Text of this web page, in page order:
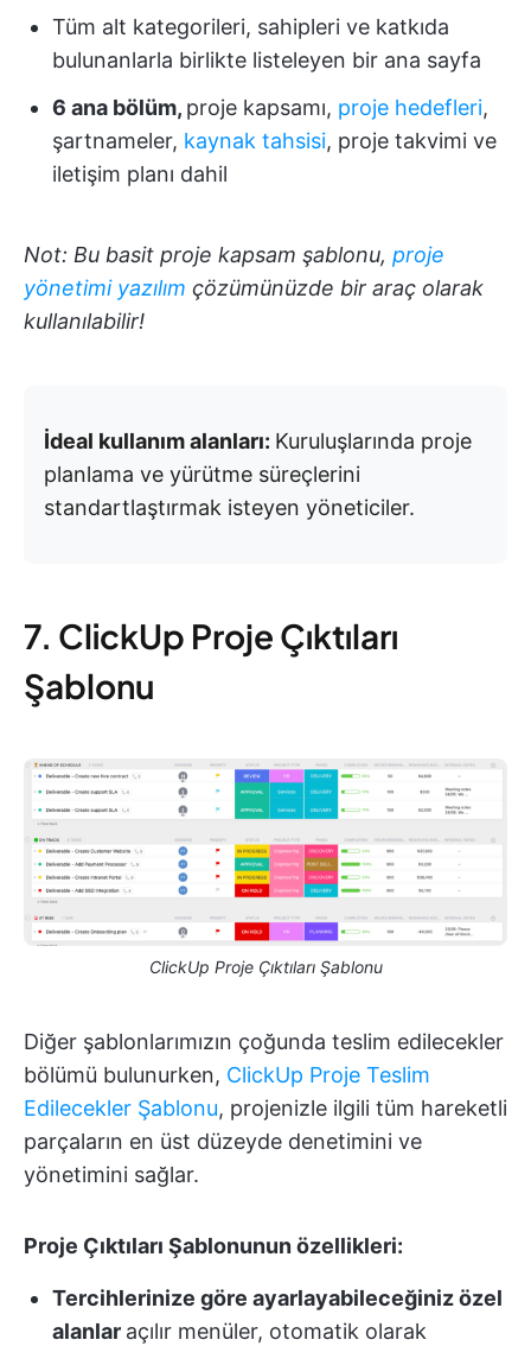
Tüm alt kategorileri, sahipleri ve katkıda
bulunanlarla birlikte listeleyen bir ana sayfa
6 ana bölüm, proje kapsamı, proje hedefleri,
şartnameler, kaynak tahsisi, proje takvimi ve
iletişim planı dahil
Not: Bu basit proje kapsam şablonu, proje
yönetimi yazılım çözümünüzde bir araç olarak
kullanılabilir!
İdeal kullanım alanları: Kuruluşlarında proje
planlama ve yürütme süreçlerini
standartlaştırmak isteyen yöneticiler.
7. ClickUp Proje Çıktıları
Şablonu
ClickUp Proje Çıktıları Şablonu
Diğer şablonlarımızın çoğunda teslim edilecekler
bölümü bulunurken, ClickUp Proje Teslim
Edilecekler Şablonu, projenizle ilgili tüm hareketli
parçaların en üst düzeyde denetimini ve
yönetimini sağlar.
Proje Çıktıları Şablonunun özellikleri:
Tercihlerinize göre ayarlayabileceğiniz özel
alanlar açılır menüler, otomatik olarak